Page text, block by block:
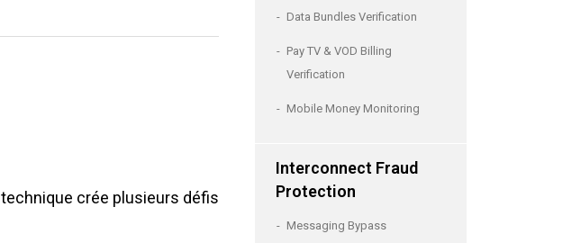
crée plusieurs défis
Data Bundles Verification
Pay TV & VOD Billing
Verification
Mobile Money Monitoring
Interconnect Fraud
Protection
Messaging Bypass